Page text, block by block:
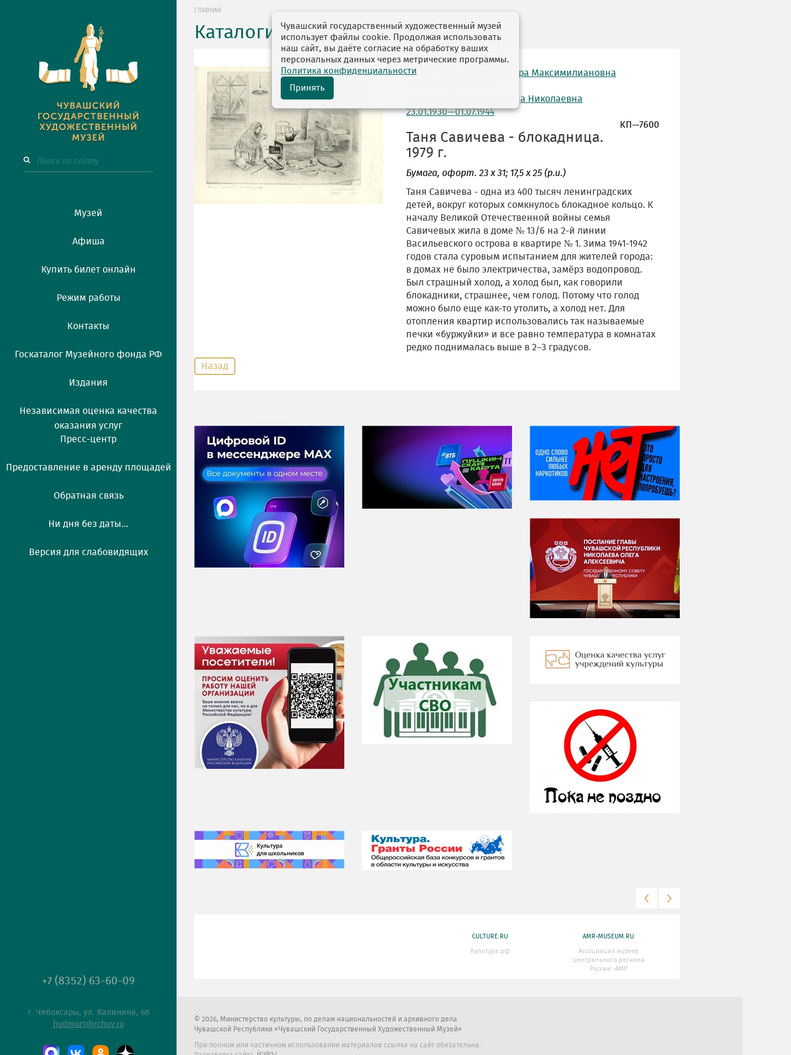
Музей
Афиша
Купить билет онлайн
Режим работы
Контакты
Госкаталог Музейного фонда РФ
Издания
Независимая оценка качества
оказания услуг
Пресс-центр
Предоставление в аренду площадей
Обратная связь
Ни дня без даты...
Версия для слабовидящих
+7 (8352) 63-60-09
г. Чебоксары, ул. Калинина, 60
hudmuz1@rchuv.ru
ГЛАВНАЯ
Каталоги выставок
автор: Кондиайн Элеонора Максимилиановна
модель: Савичева Татьяна Николаевна
23.01.1930—01.07.1944
КП—7600
Таня Савичева - блокадница.
1979 г.
Бумага, офорт. 23 х 31; 17,5 х 25 (р.и.)
Таня Савичева - одна из 400 тысяч ленинградских
детей, вокруг которых сомкнулось блокадное кольцо. К
началу Великой Отечественной войны семья
Савичевых жила в доме № 13/6 на 2-й линии
Васильевского острова в квартире № 1. Зима 1941-1942
годов стала суровым испытанием для жителей города:
в домах не было электричества, замёрз водопровод.
Был страшный холод, а холод был, как говорили
блокадники, страшнее, чем голод. Потому что голод
можно было еще как-то утолить, а холод нет. Для
отопления квартир использовались так называемые
печки «буржуйки» и все равно температура в комнатах
редко поднималась выше в 2–3 градусов.
Назад
НИ ДНЯ БЕЗ ДАТЫ...
07 августа
Я встретил вас – и
всё былое...
CULTURE.RU
Культура.рф
AMR-MUSEUM.RU
Ассоциация музеев
центрального региона
России -АМР
2026, Министерство культуры, по делам национальностей и архивного дела
Чувашской Республики «Чувашский Государственный Художественный Музей»
При полном или частичном использовании материалов ссылка на сайт обязательна.
Чувашский государственный художественный музей
использует файлы cookie. Продолжая использовать
наш сайт, вы даёте согласие на обработку ваших
персональных данных через метрические программы.
Политика конфиденциальности
Принять